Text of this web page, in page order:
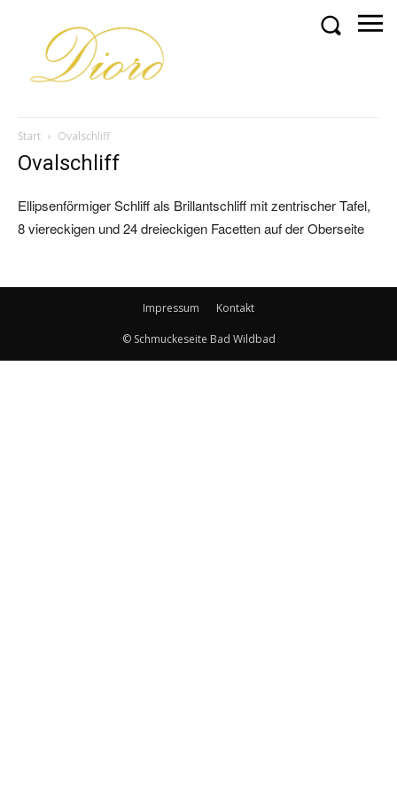
Start Ovalschliff
Ovalschliff
Ellipsenförmiger Schliff als Brillantschliff mit zentrischer Tafel,
8 viereckigen und 24 dreieckigen Facetten auf der Oberseite
Impressum Kontakt
© Schmuckeseite Bad Wildbad